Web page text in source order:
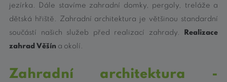
jezírka. Dále stavíme zahradní domky, pergoly, treláže a
dětská hřiště. Zahradní architektura je většinou standardní
součástí našich služeb před realizací zahrady.
Realizace
zahrad Věšín a okolí.
Zahradní architektura -